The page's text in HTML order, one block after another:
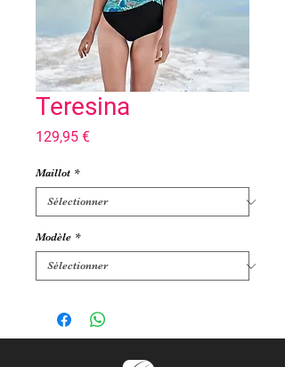
Teresina
129,95 €Prix
Maillot *
Modèle *